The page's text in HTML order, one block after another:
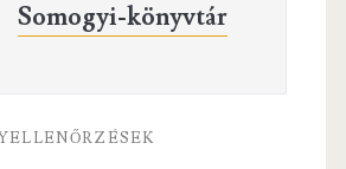
Somogyi-könyvtár